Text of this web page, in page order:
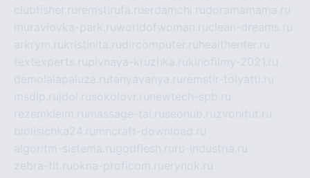
clubfisher.ru remstirufa.ruerdamchi.rudoramamama.ru
muraviovka-park.ruworldofwoman.ruclean-dreams.ru
arkrym.rukristinita.rudircomputer.ru healthenter.ru
textexperts.rupivnaya-kruzhka.rukinofilmy-2021.ru
demolalapaluza.rutanyavanya.ru remstir-tolyatti.ru
msdip.ru jdol.rusokolovr.ru newtech-spb.ru
rezemkleim.ru massage-tai.ruseonub.ruzvonitut.ru
biolisichka24.ru mncraft-download.ru
algoritm-sistema.rugodflesh.ru ru-industria.ru
zebra-tlt.ruokna-proficom.ruerynok.ru